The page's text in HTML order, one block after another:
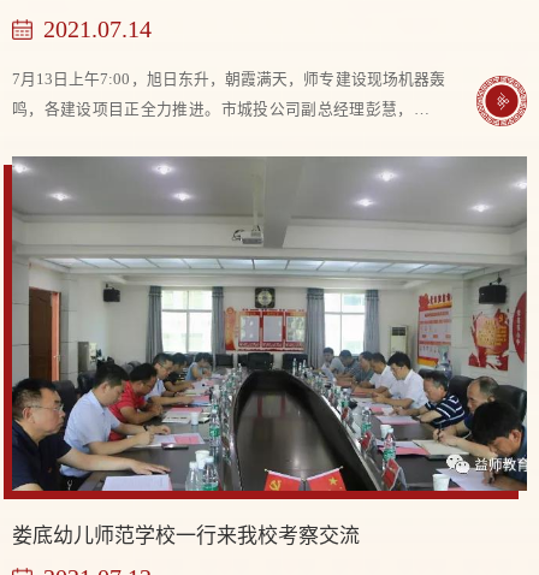
2021.07.14
7月13日上午7:00，旭日东升，朝霞满天，师专建设现场机器轰
鸣，各建设项目正全力推进。市城投公司副总经理彭慧，我校
楼等进行了预验收，并针对验收过程中存在...
娄底幼儿师范学校一行来我校考察交流